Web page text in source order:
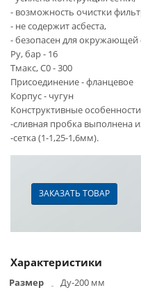
- возможность очистки
- не содержит асбеста,
- безопасен для окружающей
Ру, бар - 16
Тмакс, С0 - 300
Присоединение - фланцевое
Корпус - чугун
Конструктивные
-сливная пробка выполнена
-сетка (1-1,25-1,6мм).
ЗАКАЗАТЬ ТОВАР
Характеристики
Размер
Ду-200 мм